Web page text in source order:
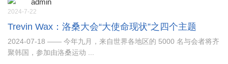
admin
2024-7-22
Trevin Wax：洛桑大会“大使命现状”之四个主题
2024-07-18 —— 今年九月，来自世界各地区的 5000 名与会者将齐
聚韩国，参加由洛桑运动 ...